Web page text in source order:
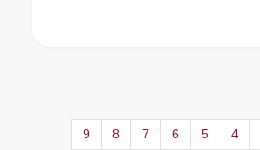
4
5
6
7
8
9